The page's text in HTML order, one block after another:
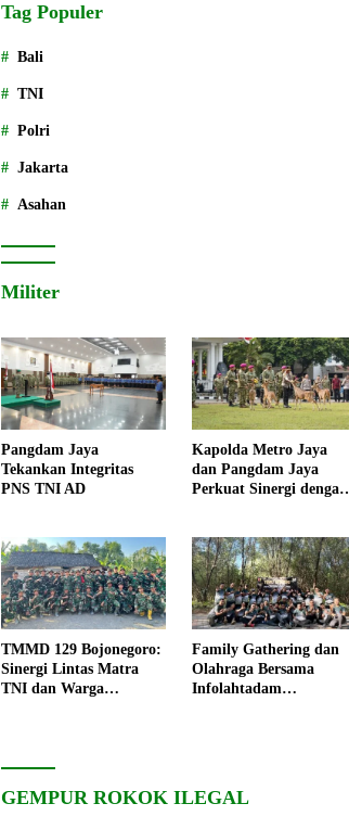
Tag Populer
Bali
TNI
Polri
Jakarta
Asahan
Militer
Pangdam Jaya
Tekankan Integritas
PNS TNI AD
Kapolda Metro Jaya
dan Pangdam Jaya
Perkuat Sinergi dengan
TMMD 129 Bojonegoro:
Sinergi Lintas Matra
TNI dan Warga
Family Gathering dan
Olahraga Bersama
Infolahtadam
GEMPUR ROKOK ILEGAL